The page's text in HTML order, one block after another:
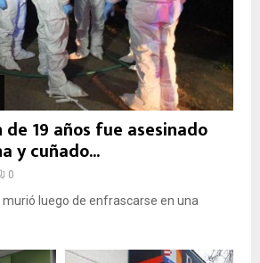
de 19 años fue asesinado
y cuñado...
0
murió luego de enfrascarse en una